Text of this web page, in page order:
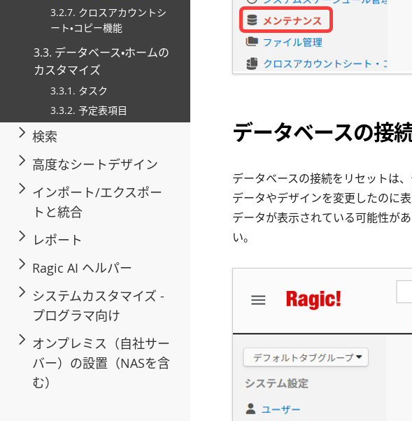
3.2.7. クロスアカウントシ
ート・コピー機能
3.3. データベース・ホームの
カスタマイズ
3.3.1. タスク
3.3.2. 予定表項目
検索
高度なシートデザイン
インポート/エクスポー
トと統合
レポート
Ragic AI ヘルパー
システムカスタマイズ -
プログラマ向け
オンプレミス（自社サー
バー）の設置（NASを含
む）
データベースの接
データベースの接続をリセットは
データやデザインを変更したのに
データが表示されている可能性が
い。